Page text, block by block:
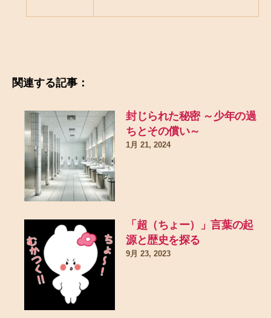
関連する記事：
封じられた秘密 ～少年の過
ちとその償い～
1月 21, 2024
「超（ちょー）」言葉の起
源と歴史を探る
9月 23, 2023